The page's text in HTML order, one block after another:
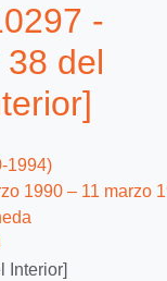
del Trabajo, informa]
-
38 del
1994)
1990 – 11 marzo
Interior]